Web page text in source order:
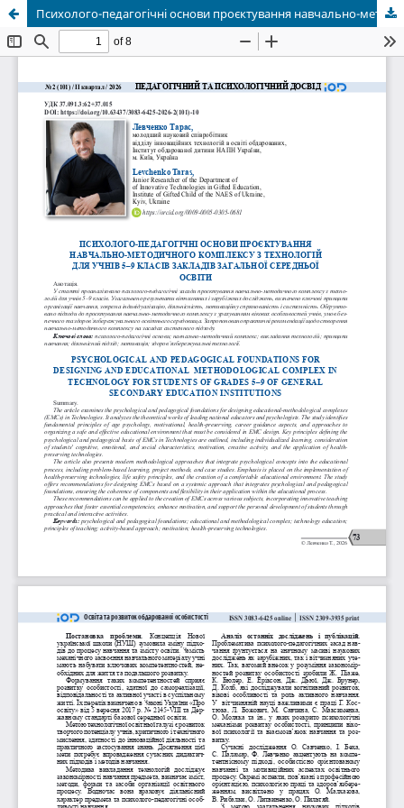
Психолого-педагогічні основи проєктування навчально-методичного комплексу з технологій для учнів 5-9 класів закладів загальної середньої освіти